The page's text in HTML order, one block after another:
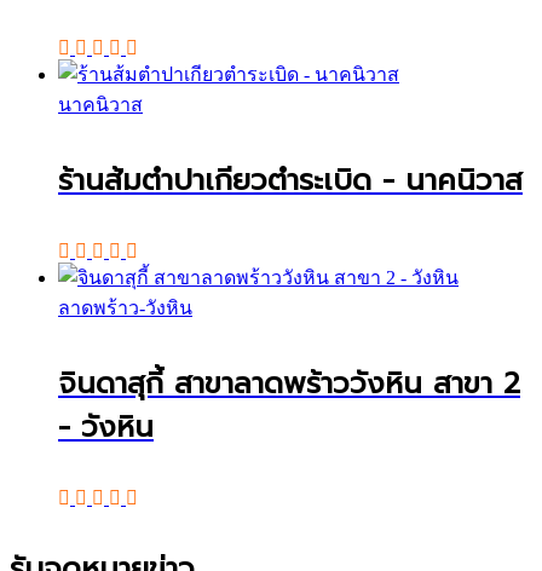
นาคนิวาส
ร้านส้มตำปาเกียวตำระเบิด - นาคนิวาส
ลาดพร้าว-วังหิน
จินดาสุกี้ สาขาลาดพร้าววังหิน สาขา 2
- วังหิน